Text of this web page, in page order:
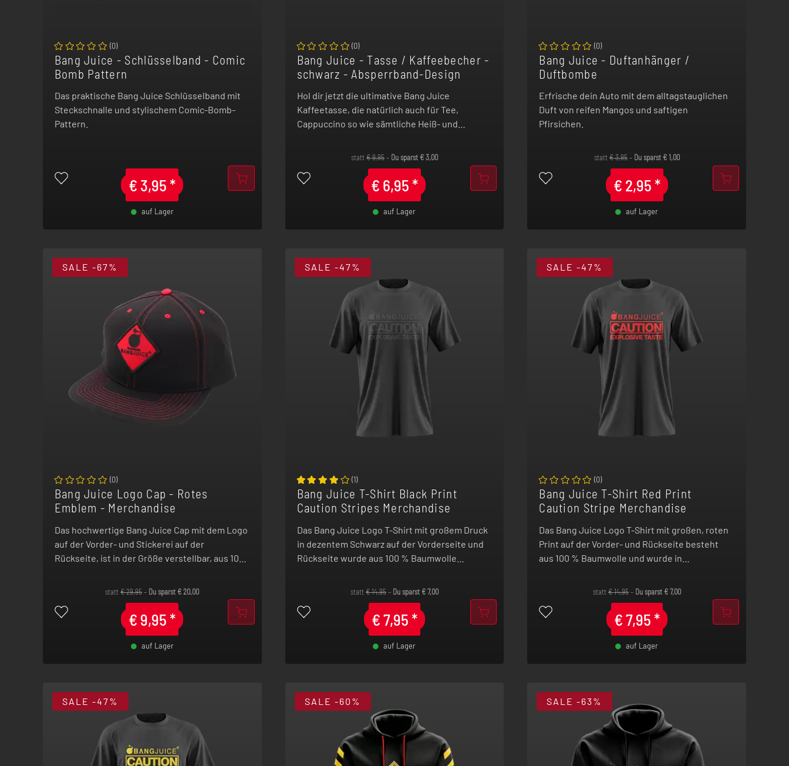
€ 3,95*
auf Lager
(0)
Bang Juice - Schlüsselband - Comic
Bomb Pattern
Das praktische Bang Juice Schlüsselband mit
Steckschnalle und stylischem Comic-Bomb-
Pattern.
statt€9,95– Du sparst €3,00
€ 6,95*
auf Lager
(0)
Bang Juice - Tasse / Kaffeebecher -
schwarz - Absperrband-Design
Hol dir jetzt die ultimative Bang Juice
Kaffeetasse, die natürlich auch für Tee,
Cappuccino so wie sämtliche Heiß- und
statt€3,95 – Du sparst € 1,00
€ 2,95*
auf Lager
(0)
Bang Juice - Duftanhänger /
Duftbombe
Erfrische dein Auto mit dem alltagstauglichen
Duft von reifen Mangos und saftigen
Pfirsichen.
statt€29,95– Du sparst €20,00
€9,95*
auf Lager
(0)
Bang Juice Logo Cap - Rotes
Emblem - Merchandise
Das hochwertige Bang Juice Cap mit dem Logo
auf der Vorder- und Stickerei auf der
Rückseite, ist in der Größe verstellbar, aus 100
SALE -67%
statt€14,95– Du sparst €7,00
€7,95*
auf Lager
(1)
Bang Juice T-Shirt Black Print
Caution Stripes Merchandise
Das Bang Juice Logo T-Shirt mit großem Druck
in dezentem Schwarz auf der Vorderseite und
Rückseite wurde aus 100 % Baumwolle
SALE -47%
statt€14,95 – Du sparst € 7,00
€7,95*
auf Lager
(0)
Bang Juice T-Shirt Red Print
Caution Stripe Merchandise
Das Bang Juice Logo T-Shirt mit großen, roten
Print auf der Vorder- und Rückseite besteht
aus 100 % Baumwolle und wurde in
SALE-47%
SALE -47% SALE -60% SALE-63%